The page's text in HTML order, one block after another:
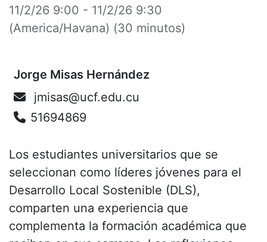
11/2/26 9:00 - 11/2/26 9:30
(America/Havana) (30 minutos)
Jorge Misas Hernández
jmisas@ucf.edu.cu
51694869
Los estudiantes universitarios que se
seleccionan como líderes jóvenes para el
Desarrollo Local Sostenible (DLS),
comparten una experiencia que
complementa la formación académica que